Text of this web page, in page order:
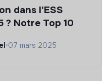
dans l'ESS
? Notre Top 10
•07 mars 2025